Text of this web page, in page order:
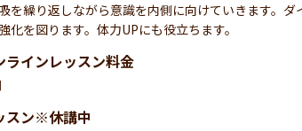
を繰り返しながら意識を内側に向けていきます。ダ
化を図ります。体力UPにも役立ちます。
ラインレッスン料金
スン※休講中